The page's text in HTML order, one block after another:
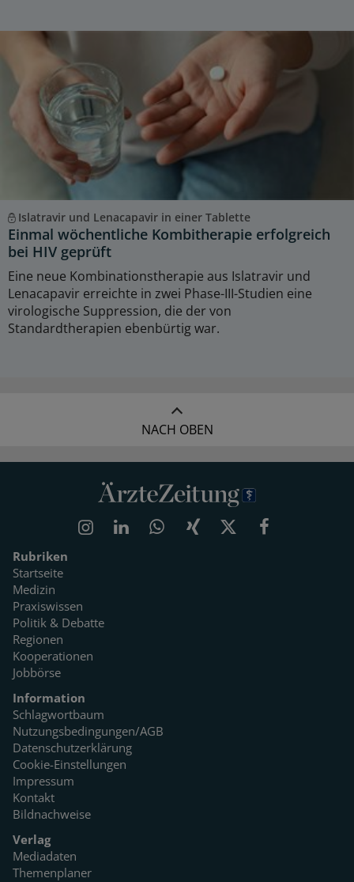
Islatravir und Lenacapavir in einer Tablette
Einmal wöchentliche Kombitherapie erfolgreich
bei HIV geprüft
Eine neue Kombinationstherapie aus Islatravir und
Lenacapavir erreichte in zwei Phase-III-Studien eine
virologische Suppression, die der von
Standardtherapien ebenbürtig war.
NACH OBEN
Rubriken
Startseite
Medizin
Praxiswissen
Politik & Debatte
Regionen
Kooperationen
Jobbörse
Information
Schlagwortbaum
Nutzungsbedingungen/AGB
Datenschutzerklärung
Cookie-Einstellungen
Impressum
Kontakt
Bildnachweise
Verlag
Mediadaten
Themenplaner